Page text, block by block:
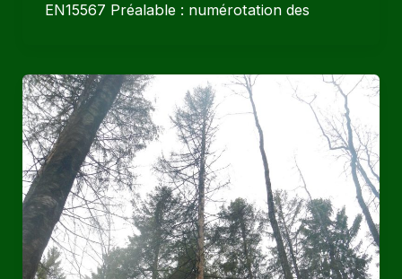
EN15567 Préalable : numérotation des